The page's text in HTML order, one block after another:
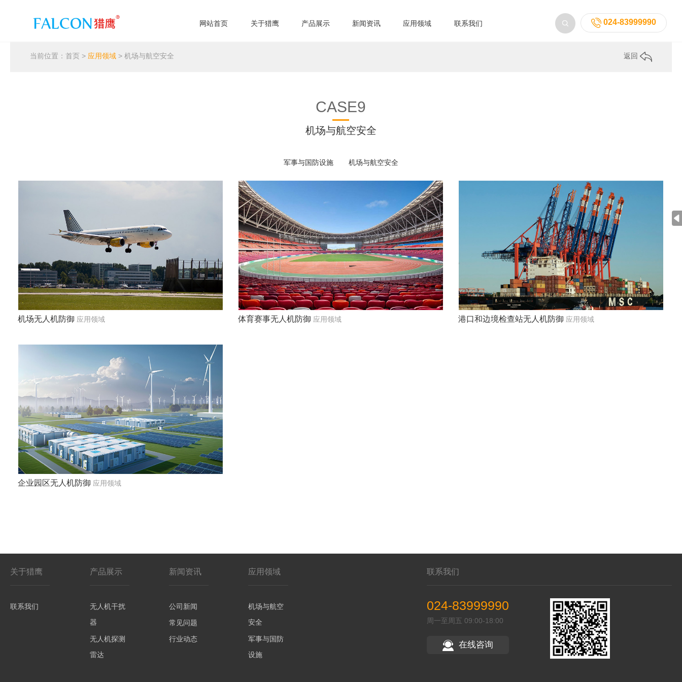
024-83999990
网站首页 关于猎鹰 产品展示 新闻资讯 应用领域 联系我们
当前位置：首页 > 应用领域 > 机场与航空安全 返回
CASE9
机场与航空安全
军事与国防设施 机场与航空安全
机场无人机防御 应用领域 体育赛事无人机防御 应用领域 港口和边境检查站无人机防御 应用领域
企业园区无人机防御 应用领域
关于猎鹰
联系我们
产品展示
无人机干扰
器
无人机探测
雷达
新闻资讯
公司新闻
常见问题
行业动态
应用领域
机场与航空
安全
军事与国防
设施
联系我们
024-83999990
周一至周五 09:00-18:00
在线咨询